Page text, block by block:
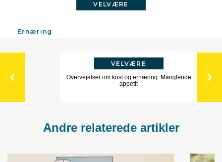
VELVÆRE
Ernæring
VELVÆRE
Overvejelser om kost og ernæring: Manglende
appetit
Andre relaterede artikler